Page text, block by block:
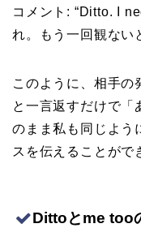
コメント: “Ditto. I
れ。もう一回観ない
このように、相手の
と一言返すだけで「
のまま私も同じよう
スを伝えることがで
Dittoとme too